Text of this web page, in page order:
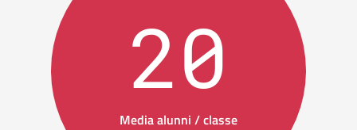
20
Media alunni / classe